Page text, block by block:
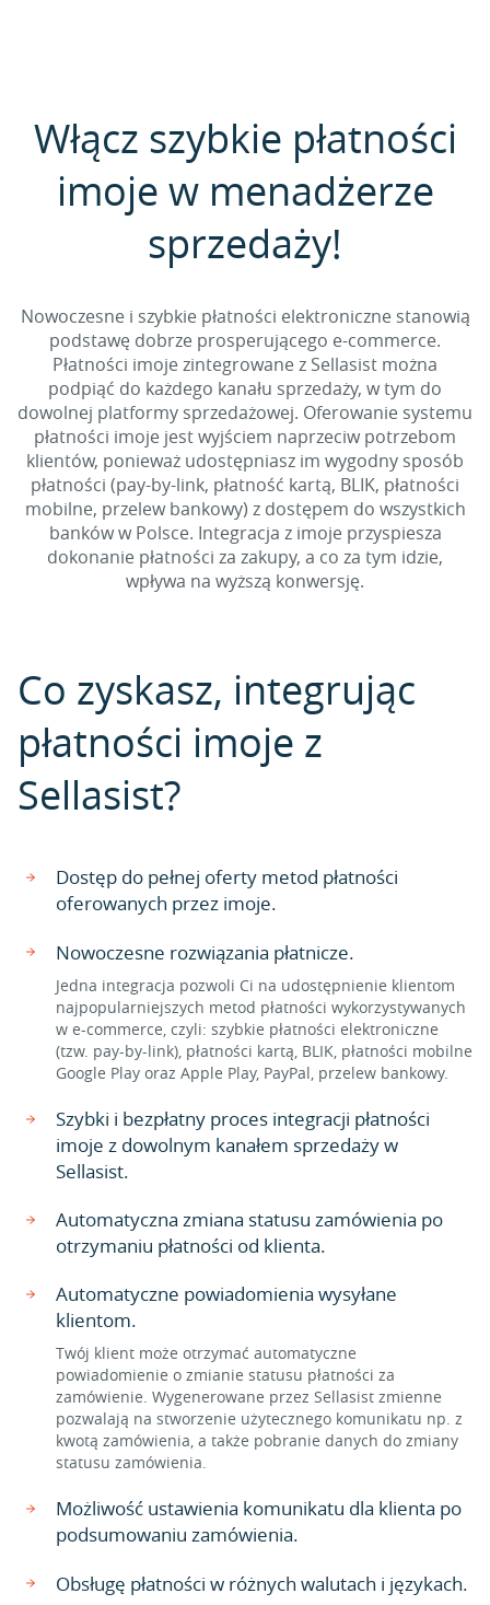
Włącz szybkie płatności
imoje w menadżerze
sprzedaży!
Nowoczesne i szybkie płatności elektroniczne stanowią
podstawę dobrze prosperującego e-commerce.
Płatności imoje zintegrowane z Sellasist można
podpiąć do każdego kanału sprzedaży, w tym do
dowolnej platformy sprzedażowej. Oferowanie systemu
płatności imoje jest wyjściem naprzeciw potrzebom
klientów, ponieważ udostępniasz im wygodny sposób
płatności (pay-by-link, płatność kartą, BLIK, płatności
mobilne, przelew bankowy) z dostępem do wszystkich
banków w Polsce. Integracja z imoje przyspiesza
dokonanie płatności za zakupy, a co za tym idzie,
wpływa na wyższą konwersję.
Co zyskasz, integrując
płatności imoje z
Sellasist?
Dostęp do pełnej oferty metod płatności
oferowanych przez imoje.
Nowoczesne rozwiązania płatnicze.
Jedna integracja pozwoli Ci na udostępnienie klientom
najpopularniejszych metod płatności wykorzystywanych
w e-commerce, czyli: szybkie płatności elektroniczne
(tzw. pay-by-link), płatności kartą, BLIK, płatności mobilne
Google Play oraz Apple Play, PayPal, przelew bankowy.
Szybki i bezpłatny proces integracji płatności
imoje z dowolnym kanałem sprzedaży w
Sellasist.
Automatyczna zmiana statusu zamówienia po
otrzymaniu płatności od klienta.
Automatyczne powiadomienia wysyłane
klientom.
Twój klient może otrzymać automatyczne
powiadomienie o zmianie statusu płatności za
zamówienie. Wygenerowane przez Sellasist zmienne
pozwalają na stworzenie użytecznego komunikatu np. z
kwotą zamówienia, a także pobranie danych do zmiany
statusu zamówienia.
Możliwość ustawienia komunikatu dla klienta po
podsumowaniu zamówienia.
Obsługę płatności w różnych walutach i językach.